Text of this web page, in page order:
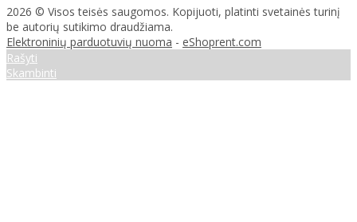
2026 © Visos teisės saugomos. Kopijuoti, platinti svetainės turinį
be autorių sutikimo draudžiama.
Elektroninių parduotuvių nuoma - eShoprent.com
Rašyti
Skambinti